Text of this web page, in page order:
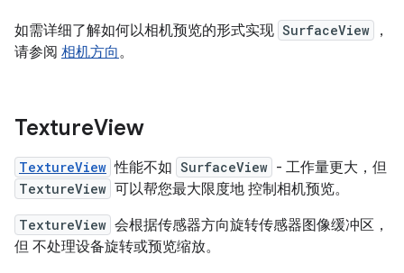
如需详细了解如何以相机预览的形式实现 SurfaceView
，
请参阅 相机方向。
TextureView
TextureView 性能不如 SurfaceView - 工作量更大，但
TextureView 可以帮您最大限度地 控制相机预览。
TextureView 会根据传感器方向旋转传感器图像缓冲区，
但 不处理设备旋转或预览缩放。